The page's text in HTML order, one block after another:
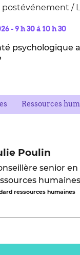
/
- 9 h 30 à 10 h 30
psychologique
Ressources
Poulin
senior en
humaines
ressources humaines